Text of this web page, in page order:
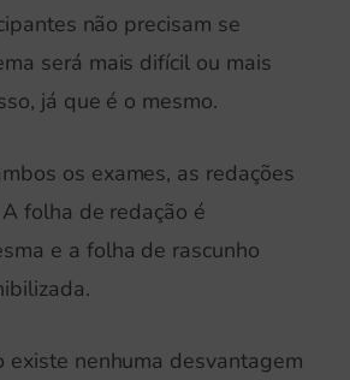
não precisam se
será mais difícil ou mais
já que é o mesmo.
os exames, as redações
folha de redação é
e a folha de rascunho
existe nenhuma desvantagem